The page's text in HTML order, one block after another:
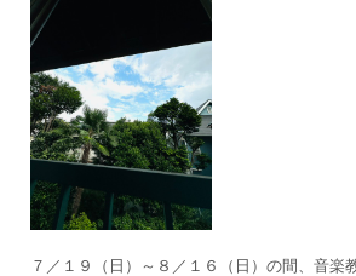
７／１９（日）～８／１６（日）の間、音楽